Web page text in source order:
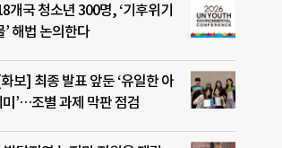
개국 청소년 300명, ‘기후위기
’ 해법 논의한다
보] 최종 발표 앞둔 ‘유일한 아
’…조별 과제 막판 점검